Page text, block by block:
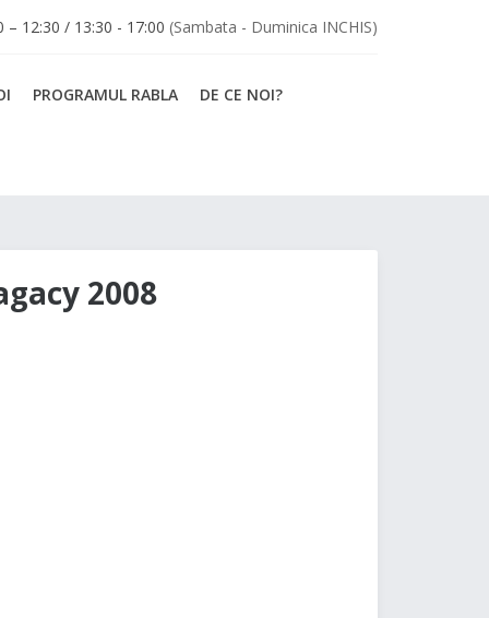
– 12:30 / 13:30 - 17:00 (Sambata - Duminica INCHIS)
PROGRAMUL RABLA DE CE NOI?
2008